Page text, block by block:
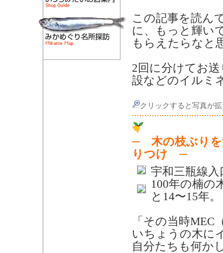
この記事を読ん
に、もっと輝い
もらえたらなと
2回に分けてお
設などのイルミ
クリックすると写真が
─ 木の枝ぶりを
りつけ ─
宇和三瓶線
100年の楠の
と14〜15年。
「その当時
いちょうの木に
自分たちも何か